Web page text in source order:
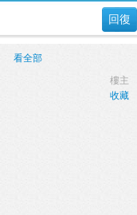
回復
看全部
樓主
收藏